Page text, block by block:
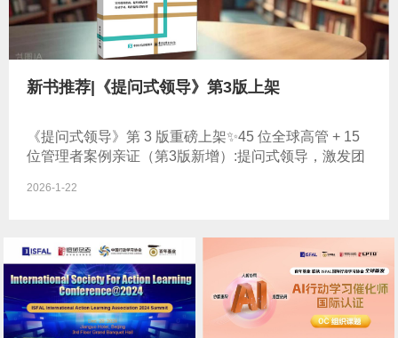
新书推荐|《提问式领导》第3版上架
《提问式领导》第 3 版重磅上架✨45 位全球高管 + 15
位管理者案例亲证（第3版新增）:提问式领导，激发团
2026-1-22